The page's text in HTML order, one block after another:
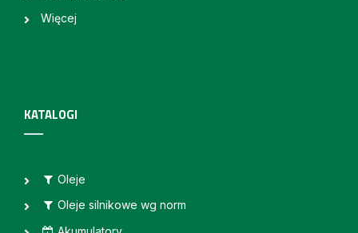
Więcej
KATALOGI
Oleje
Oleje silnikowe wg norm